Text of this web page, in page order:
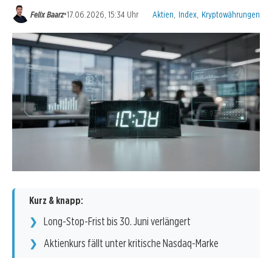
Felix Baarz•17.06.2026, 15:34 Uhr Kategorien:
Aktien Index Kryptowährungen
Kurz & knapp:
Long-Stop-Frist bis 30. Juni verlängert
Aktienkurs fällt unter kritische Nasdaq-Marke